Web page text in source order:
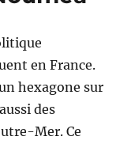
en France.
hexagone sur
des
Mer. Ce